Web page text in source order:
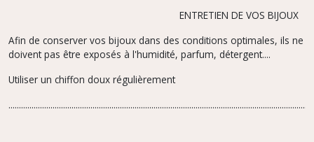
ENTRETIEN DE VOS BIJOUX
Afin de conserver vos bijoux dans des conditions optimales, ils ne
doivent pas être exposés à l'humidité, parfum, détergent....
Utiliser un chiffon doux régulièrement